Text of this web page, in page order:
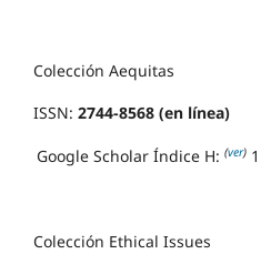
Colección Aequitas
ISSN: 2744-8568 (en línea)
Google Scholar Índice H: (ver) 1
Colección Ethical Issues